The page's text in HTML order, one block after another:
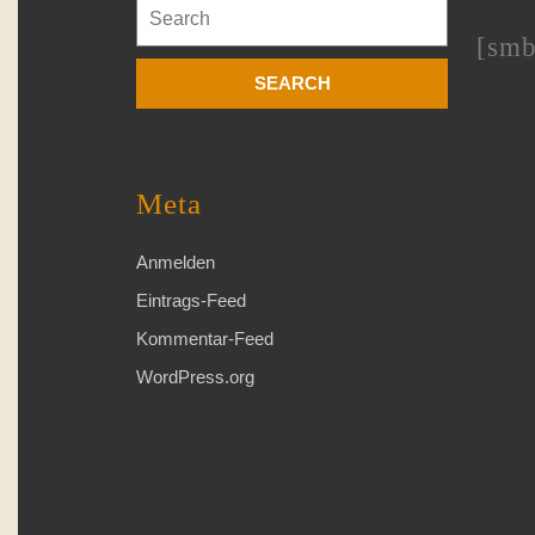
for:
Meta
Anmelden
Eintrags-Feed
Kommentar-Feed
WordPress.org